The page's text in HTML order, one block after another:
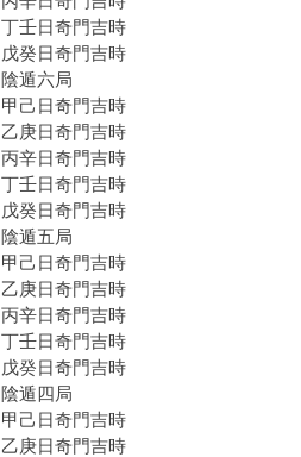
丁壬日奇門吉時
戊癸日奇門吉時
陰遁六局
甲己日奇門吉時
乙庚日奇門吉時
丙辛日奇門吉時
丁壬日奇門吉時
戊癸日奇門吉時
陰遁五局
甲己日奇門吉時
乙庚日奇門吉時
丙辛日奇門吉時
丁壬日奇門吉時
戊癸日奇門吉時
陰遁四局
甲己日奇門吉時
乙庚日奇門吉時